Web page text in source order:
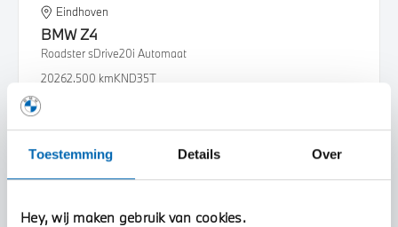
Toestemming Details Over
Hey, wij maken gebruik van cookies.
Eindhoven
BMWZ4
Roadster sDrive20i Automaat
20262.500 kmKND35T
Bekijk details